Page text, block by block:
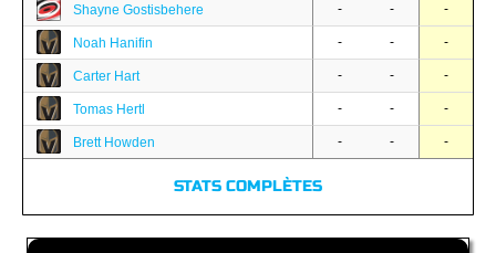
Shayne Gostisbehere - - -
Noah Hanifin - - -
Carter Hart - - -
Tomas Hertl - - -
Brett Howden - - -
STATS COMPLÈTES